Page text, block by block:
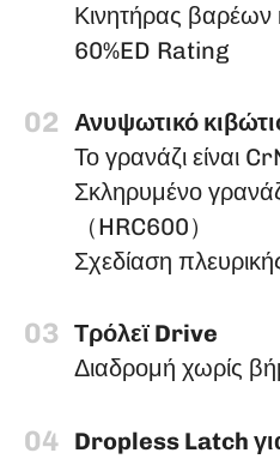
Κινητήρας
60%ED Rating
02 Ανυψωτικό
Το γρανάζι είναι
Σκληρυμένο
（HRC600）
Σχεδίαση
03 Τρόλεϊ Drive
Διαδρομή χωρίς
04 Dropless Latch